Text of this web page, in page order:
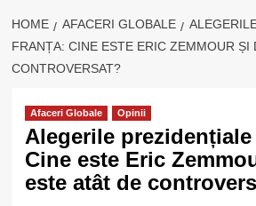
HOME AFACERI GLOBALE
FRANȚA: CINE ESTE ERIC ZEMMOUR ȘI
CONTROVERSAT?
Afaceri Globale Opinii
Alegerile
Cine este Eric
este atât de